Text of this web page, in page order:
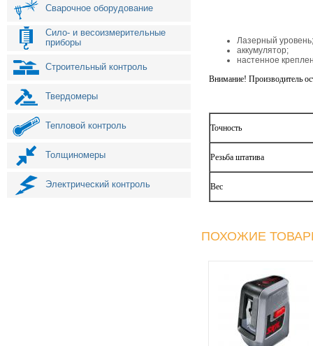
Сварочное оборудование
Сило- и весоизмерительные
приборы
Строительный контроль
Твердомеры
Тепловой контроль
Толщиномеры
Электрический контроль
Лазерный уровень;
аккумулятор;
настенное
Внимание! Производитель
Точность
Резьба штатива
Вес
ПОХОЖИЕ